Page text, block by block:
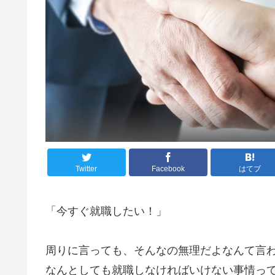
Twitter Facebook はてブ
「今すぐ就職したい！」
周りに言っても、そんなの無理だよなんて言
なんとしても就職しなければいけない事情っ